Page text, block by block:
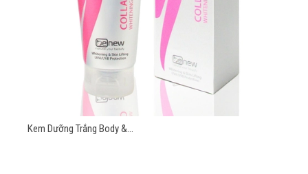
Kem Dưỡng Trắng Body &...